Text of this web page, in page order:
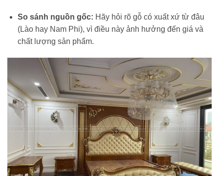
So sánh nguồn gốc: Hãy hỏi rõ gỗ có xuất xứ từ đâu
(Lào hay Nam Phi), vì điều này ảnh hưởng đến giá và
chất lượng sản phẩm.